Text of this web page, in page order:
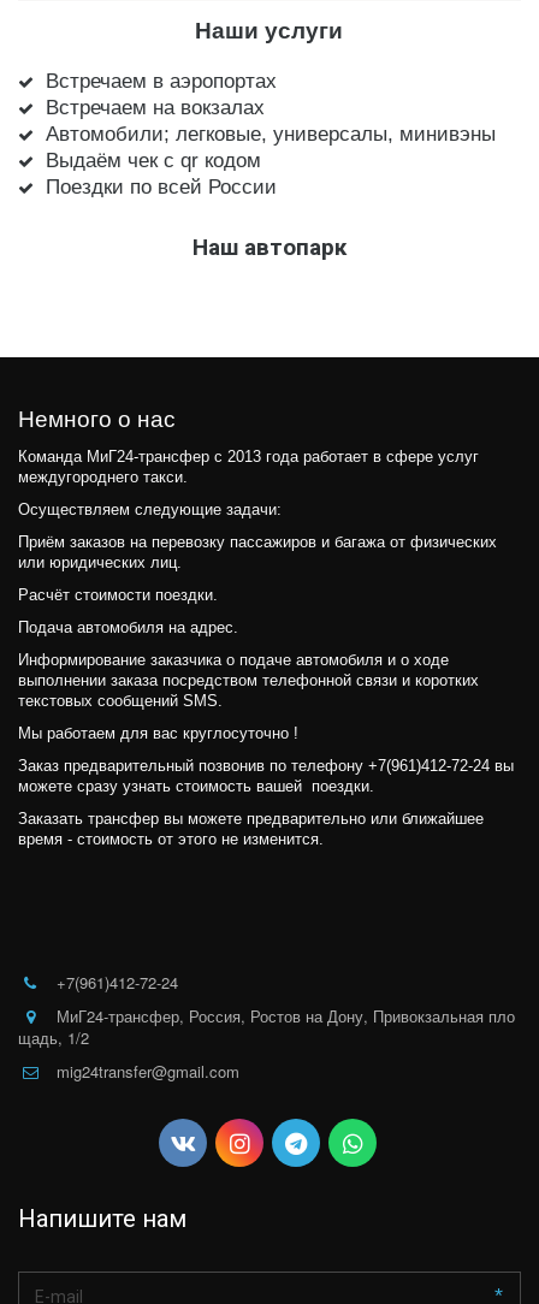
Наши услуги
Встречаем в аэропортах
Встречаем на вокзалах
Автомобили; легковые, универсалы, минивэны
Выдаём чек с qr кодом
Поездки по всей России
Наш автопарк
Немного о нас
Команда МиГ24-трансфер c 2013 года работает в сфере услуг
междугороднего такси.
Осуществляем следующие задачи:
Приём заказов на перевозку пассажиров и багажа от физических
или юридических лиц.
Расчёт стоимости поездки.
Подача автомобиля на адрес.
Информирование заказчика о подаче автомобиля и о ходе
выполнении заказа посредством телефонной связи и коротких
текстовых сообщений SMS.
Мы работаем для вас круглосуточно !
Заказ предварительный позвонив по телефону +7(961)412-72-24 вы
можете сразу узнать стоимость вашей  поездки.
Заказать трансфер вы можете предварительно или ближайшее
время - стоимость от этого не изменится.
+7(961)412-72-24
МиГ24-трансфер, Россия, Ростов на Дону, Привокзальная пло
щадь, 1/2
mig24transfer@gmail.com
Напишите нам
*